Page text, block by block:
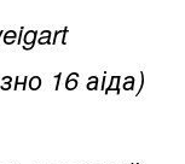
16 аіда)